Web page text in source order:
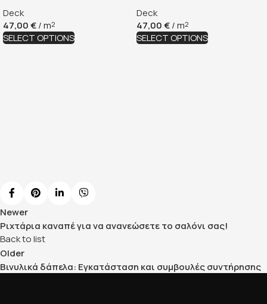
Deck
47,00€/ m2
SELECT OPTIONS
Deck
47,00€/ m2
SELECT OPTIONS
Newer
Ριχτάρια καναπέ για να ανανεώσετε το σαλόνι σας!
Back to list
Older
Βινυλικά δάπελα: Εγκατάσταση και συμβουλές συντήρησης